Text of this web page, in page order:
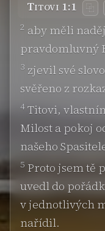
Titovi 1:1 ⿻
2 aby měli
pravdomluvný
3 zjevil své
svěřeno z
4 Titovi,
Milost a pokoj
našeho
5 Proto jsem tě
uvedl do
v jednotlivých
nařídil.